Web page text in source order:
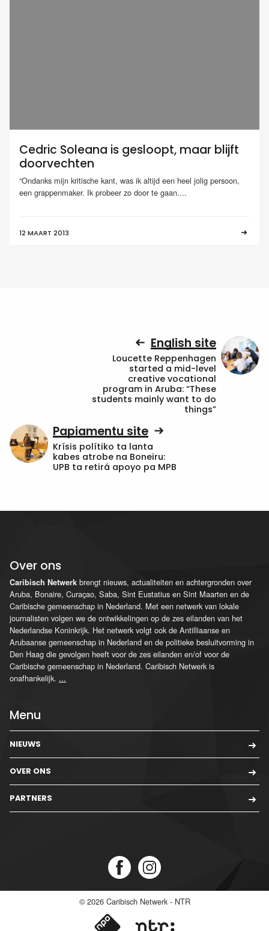
Cedric Soleana is gesloopt, maar blijft
doorvechten
“Ondanks mijn kritische kant, was ik altijd een heel jolig persoon,
een grappenmaker. Ik probeer zo door te gaan....
12 MAART 2013
English site
Loucette Reppenhagen
started a mid-level
creative vocational
program in Aruba: “These
students mainly want to do
things”
Papiamentu site
Krísis polítiko ta lanta
kabes atrobe na Boneiru:
UPB ta retirá apoyo pa MPB
Over ons
Caribisch Netwerk brengt nieuws, actualiteiten en achtergronden over
Aruba, Bonaire, Curaçao, Saba, Sint Eustatius en Sint Maarten en de
Caribische gemeenschap in Nederland. Met een netwerk van lokale
journalisten volgen we de ontwikkelingen op de zes eilanden van het
Nederlandse Koninkrijk. Het netwerk volgt ook de Antilliaanse en
Arubaanse gemeenschap in Nederland en de politieke besluitvorming in
Den Haag die gevolgen heeft voor de zes eilanden en/of voor de
Caribische gemeenschap in Nederland. Caribisch Netwerk is
onafhankelijk. ...
Menu
NIEUWS
OVER ONS
PARTNERS
© 2026 Caribisch Netwerk - NTR